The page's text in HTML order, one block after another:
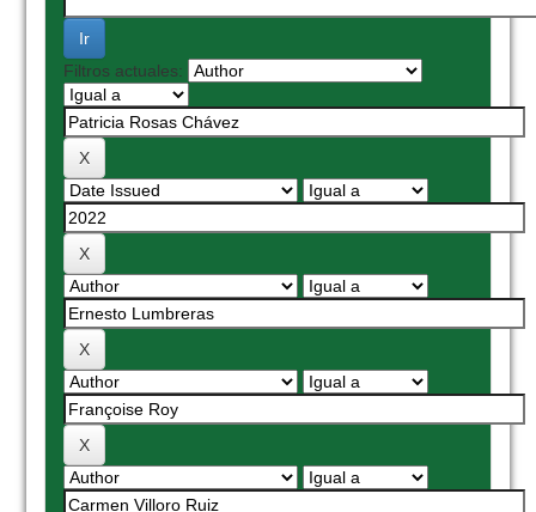
Filtros actuales: